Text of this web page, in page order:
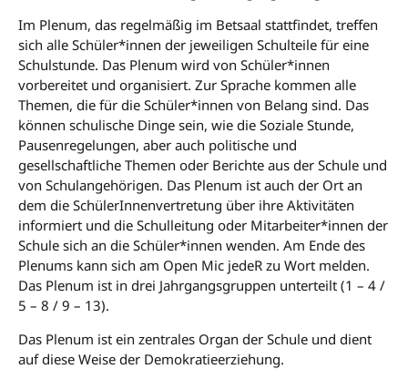
Im Plenum, das regelmäßig im Betsaal stattfindet, treffen
sich alle Schüler*innen der jeweiligen Schulteile für eine
Schulstunde. Das Plenum wird von Schüler*innen
vorbereitet und organisiert. Zur Sprache kommen alle
Themen, die für die Schüler*innen von Belang sind. Das
können schulische Dinge sein, wie die Soziale Stunde,
Pausenregelungen, aber auch politische und
gesellschaftliche Themen oder Berichte aus der Schule und
von Schulangehörigen. Das Plenum ist auch der Ort an
dem die SchülerInnenvertretung über ihre Aktivitäten
informiert und die Schulleitung oder Mitarbeiter*innen der
Schule sich an die Schüler*innen wenden. Am Ende des
Plenums kann sich am Open Mic jedeR zu Wort melden.
Das Plenum ist in drei Jahrgangsgruppen unterteilt (1 – 4 /
5 – 8 / 9 – 13).
Das Plenum ist ein zentrales Organ der Schule und dient
auf diese Weise der Demokratieerziehung.